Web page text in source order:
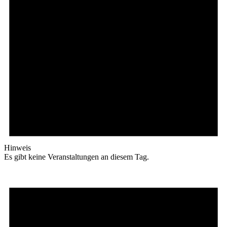
Hinweis
Es gibt keine Veranstaltungen an diesem Tag.